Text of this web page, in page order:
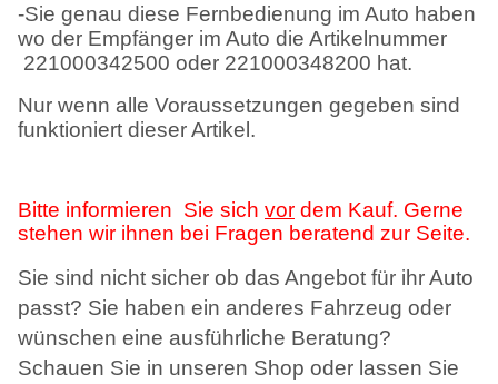
-Sie genau diese Fernbedienung im Auto haben
wo der Empfänger im Auto die Artikelnummer
221000342500 oder 221000348200 hat.
Nur wenn alle Voraussetzungen gegeben sind
funktioniert dieser Artikel.
Bitte informieren Sie sich vor dem Kauf. Gerne
stehen wir ihnen bei Fragen beratend zur Seite.
Sie sind nicht sicher ob das Angebot für ihr Auto
passt? Sie haben ein anderes Fahrzeug oder
wünschen eine ausführliche Beratung?
Schauen Sie in unseren Shop oder lassen Sie